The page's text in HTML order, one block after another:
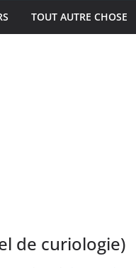
TOUT AUTRE CHOSE
de curiologie)